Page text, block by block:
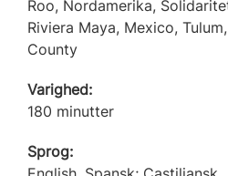
Roo, Nordamerika,
Riviera Maya, Mexico,
County
Varighed:
180 minutter
Sprog: